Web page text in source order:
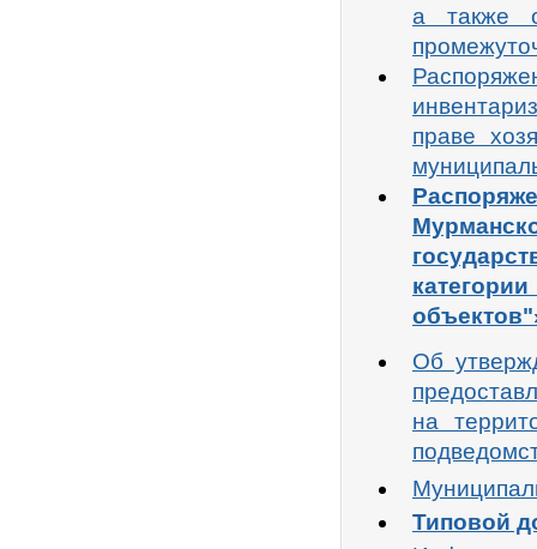
а также
праве
Об
на
Типовой